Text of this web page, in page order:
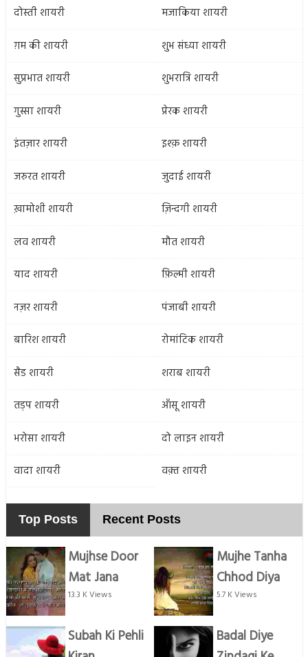
दोस्ती शायरी
मजाकिया शायरी
ग़म की शायरी
शुभ संध्या शायरी
सुप्रभात शायरी
शुभरात्रि शायरी
गुस्सा शायरी
प्रेरक शायरी
इंतज़ार शायरी
इश्क़ शायरी
जरुरत शायरी
जुदाई शायरी
ख़ामोशी शायरी
ज़िन्दगी शायरी
लव शायरी
मौत शायरी
याद शायरी
फ़िल्मी शायरी
नज़र शायरी
पंजाबी शायरी
बारिश शायरी
रोमांटिक शायरी
सैड शायरी
शराब शायरी
तड़प शायरी
आँसू शायरी
भरोसा शायरी
दो लाइन शायरी
वादा शायरी
वक़्त शायरी
Top Posts Recent Posts
Mujhse Door
Mat Jana
13.3 K Views
Mujhe Tanha
Chhod Diya
5.7 K Views
Subah Ki Pehli
Badal Diye